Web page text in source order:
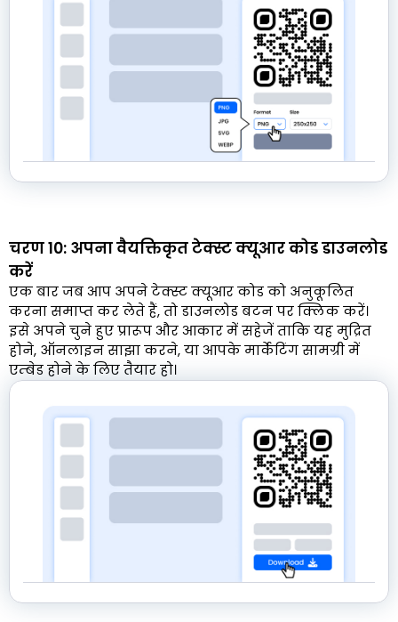
चरण 10: अपना वैयक्तिकृत टेक्स्ट क्यूआर कोड डाउनलोड
करें
एक बार जब आप अपने टेक्स्ट क्यूआर कोड को अनुकूलित
करना समाप्त कर लेते हैं, तो डाउनलोड बटन पर क्लिक करें।
इसे अपने चुने हुए प्रारूप और आकार में सहेजें ताकि यह मुद्रित
होने, ऑनलाइन साझा करने, या आपके मार्केटिंग सामग्री में
एम्बेड होने के लिए तैयार हो।